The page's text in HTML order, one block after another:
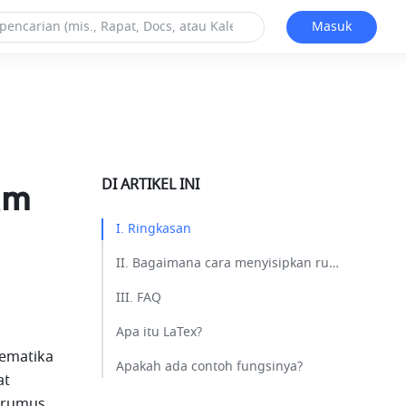
Masuk
DI ARTIKEL INI
I. Ringkasan​
II. Bagaimana cara menyisipkan rumus ke dalam Doc?​
III. FAQ​
Apa itu LaTex?​
Apakah ada contoh fungsinya?​